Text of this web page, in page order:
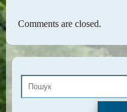
Comments are closed.